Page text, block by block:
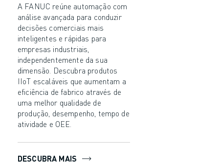
A FANUC reúne automação com
análise avançada para conduzir
decisões comerciais mais
inteligentes e rápidas para
empresas industriais,
independentemente da sua
dimensão. Descubra produtos
IIoT escaláveis que aumentam a
eficiência de fabrico através de
uma melhor qualidade de
produção, desempenho, tempo de
atividade e OEE.
DESCUBRA MAIS